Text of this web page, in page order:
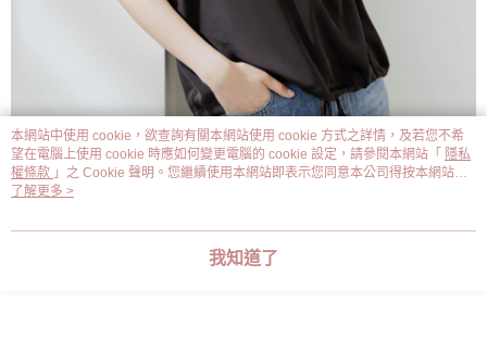
本網站中使用 cookie，欲查詢有關本網站使用 cookie 方式之詳情，及若您不希
望在電腦上使用 cookie 時應如何變更電腦的 cookie 設定，請參閱本網站「 隱私
權條款 」之 Cookie 聲明。您繼續使用本網站即表示您同意本公司得按本網站使
用條款之 Cookie 聲明使用 cookie。
了解更多 >
我知道了